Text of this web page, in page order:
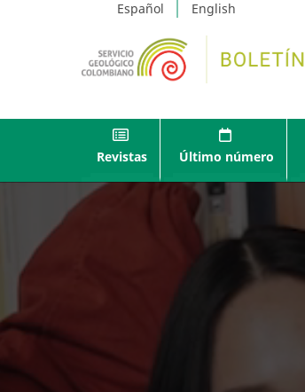
Español English
Revistas Último número